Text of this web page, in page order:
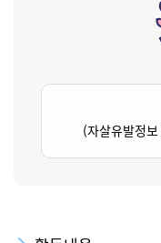
(자살유발정